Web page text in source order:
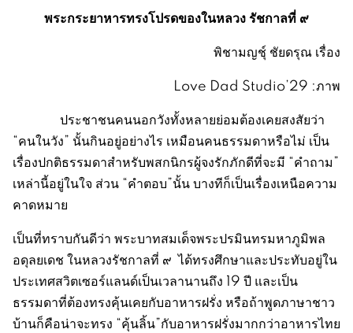
พระกระยาหารทรงโปรดของในหลวง รัชกาลที่ ๙
พิชามญชุ์ ชัยดรุณ เรื่อง
Love Dad Studio’29 :ภาพ
ประชาชนคนนอกวังทั้งหลายย่อมต้องเคยสงสัยว่า
“คนในวัง” นั้นกินอยู่อย่างไร เหมือนคนธรรมดาหรือไม่ เป็น
เรื่องปกติธรรมดาสำหรับพสกนิกรผู้จงรักภักดีที่จะมี “คำถาม”
เหล่านี้อยู่ในใจ ส่วน “คำตอบ”นั้น บางทีก็เป็นเรื่องเหนือความ
คาดหมาย
เป็นที่ทราบกันดีว่า พระบาทสมเด็จพระปรมินทรมหาภูมิพล
อดุลยเดช ในหลวงรัชกาลที่ ๙ ได้ทรงศึกษาและประทับอยู่ใน
ประเทศสวิตเซอร์แลนด์เป็นเวลานานถึง 19 ปี และเป็น
ธรรมดาที่ต้องทรงคุ้นเคยกับอาหารฝรั่ง หรือถ้าพูดภาษาชาว
บ้านก็คือน่าจะทรง “คุ้นลิ้น”กับอาหารฝรั่งมากกว่าอาหารไทย